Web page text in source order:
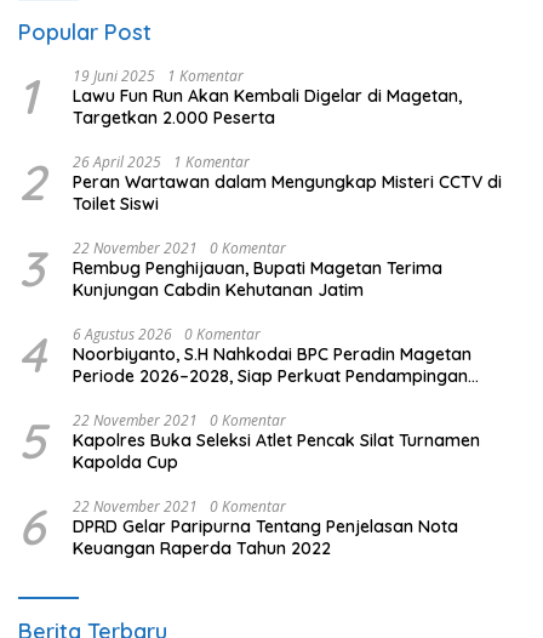
Popular Post
1 19 Juni 2025 1 Komentar
Lawu Fun Run Akan Kembali Digelar di Magetan,
Targetkan 2.000 Peserta
2 26 April 2025 1 Komentar
Peran Wartawan dalam Mengungkap Misteri CCTV di
Toilet Siswi
3 22 November 2021 0 Komentar
Rembug Penghijauan, Bupati Magetan Terima
Kunjungan Cabdin Kehutanan Jatim
4 6 Agustus 2026 0 Komentar
Noorbiyanto, S.H Nahkodai BPC Peradin Magetan
Periode 2026–2028, Siap Perkuat Pendampingan
5 22 November 2021 0 Komentar
Kapolres Buka Seleksi Atlet Pencak Silat Turnamen
Kapolda Cup
6 22 November 2021 0 Komentar
DPRD Gelar Paripurna Tentang Penjelasan Nota
Keuangan Raperda Tahun 2022
Berita Terbaru